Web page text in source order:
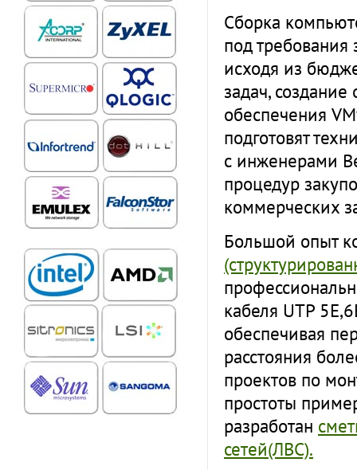
Сборка
под
исходя из
задач,
обеспечения
подготовят
с инженерами
процедур
коммерческих
Большой опыт
кабеля UTP
обеспечивая
расстояния
проектов по
простоты
разработан
сетей(ЛВС).